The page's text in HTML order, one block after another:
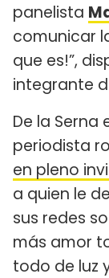
panelista
comunicar
que es!”,
integrante
De la Serna
periodista
en pleno
a quien le
sus redes
más amor
todo de luz